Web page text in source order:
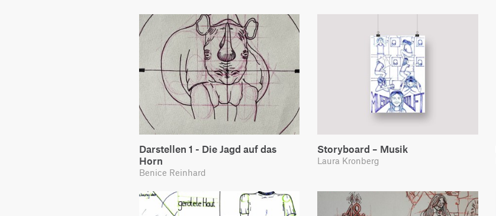
Darstellen 1 - Die Jagd auf das
Horn
Benice Reinhard
Storyboard – Musik
Laura Kronberg